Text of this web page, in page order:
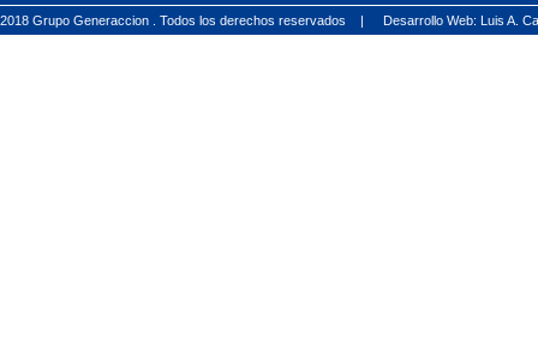
2018 Grupo Generaccion . Todos los derechos reservados | Desarrollo Web: Luis